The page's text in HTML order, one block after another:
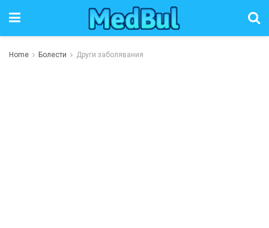
Home Болести Други заболявания